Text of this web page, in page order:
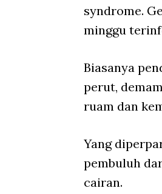
syndrome.
minggu
Biasanya
perut,
ruam dan
Yang
pembuluh
cairan.